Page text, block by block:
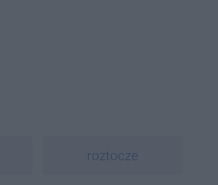
roztocze